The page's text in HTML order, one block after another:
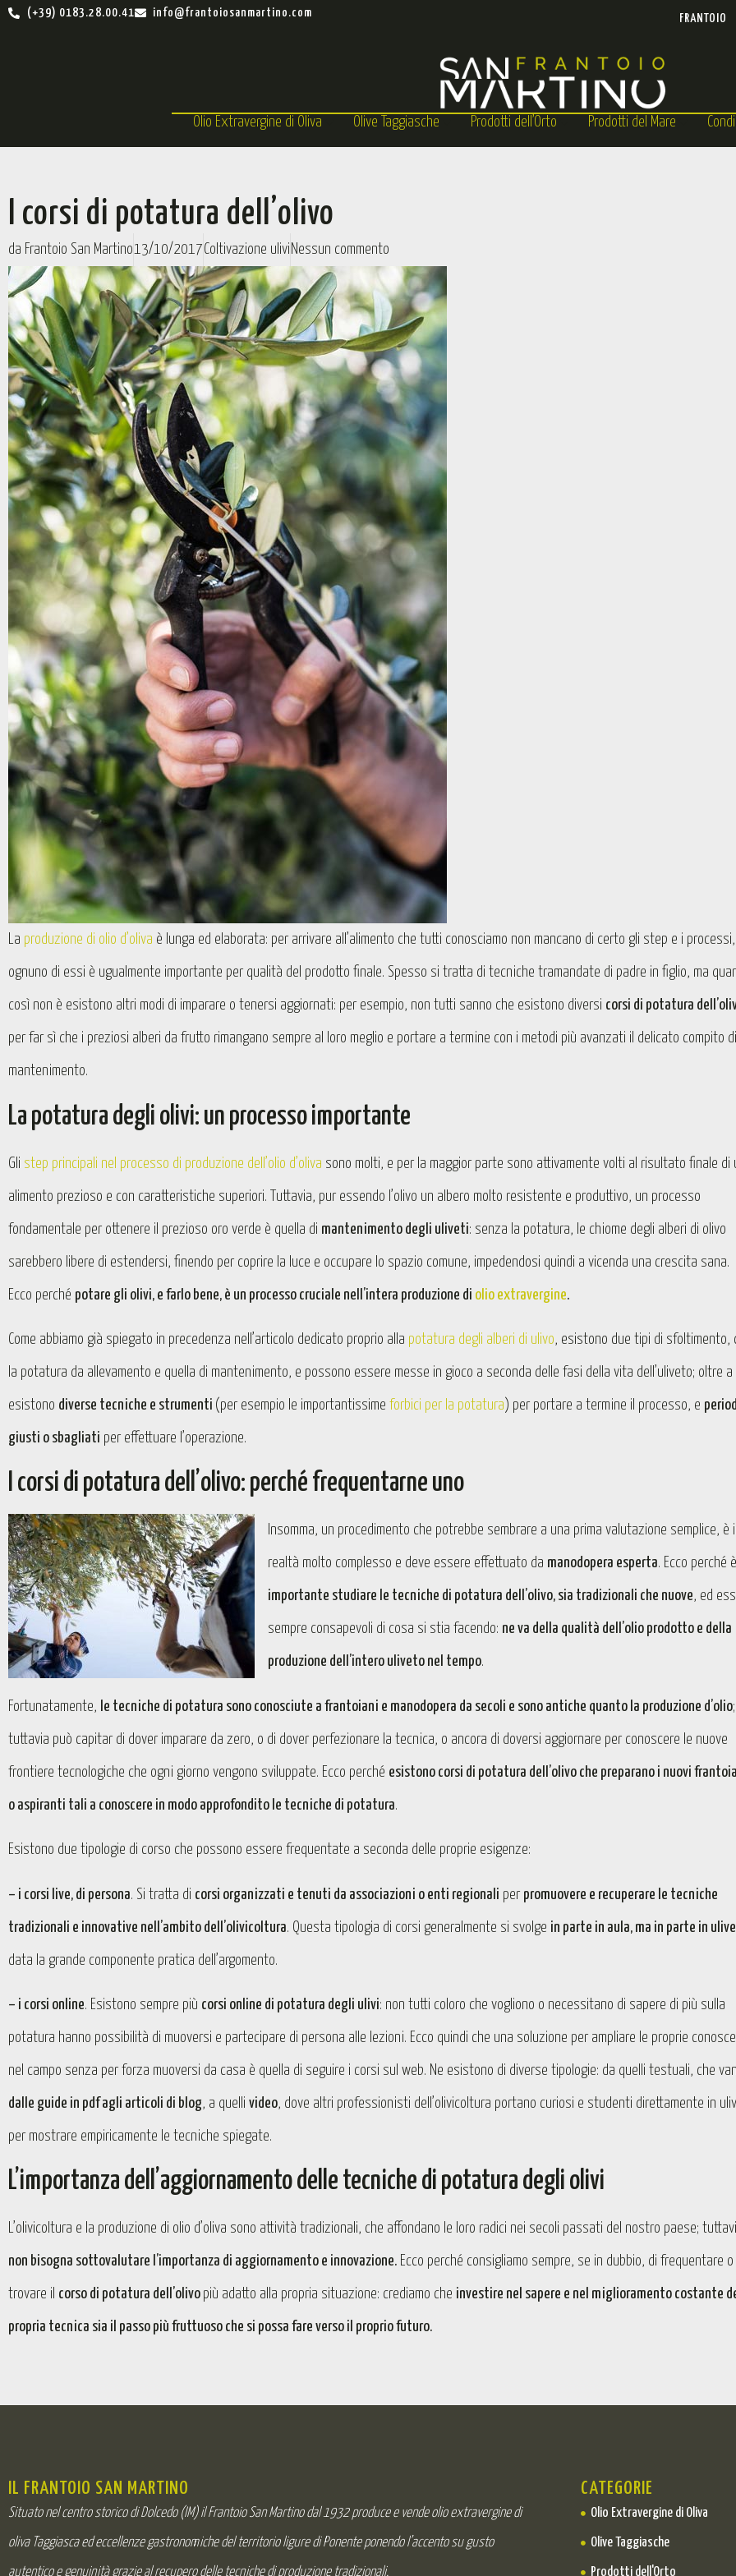
(+39) 0183.28.00.41 info@frantoiosanmartino.com FRANTOIO
Olio Extravergine di Oliva Olive Taggiasche Prodotti dell’Orto Prodotti del Mare
I corsi di potatura dell’olivo
da Frantoio San Martino13/10/2017Coltivazione ulivi Nessun commento
La produzione di olio d’oliva è lunga ed elaborata: per arrivare all’alimento che tutti conosciamo non mancano di certo gli step e i
ognuno di essi è ugualmente importante per qualità del prodotto finale. Spesso si tratta di tecniche tramandate di padre in figlio, ma
così non è esistono altri modi di imparare o tenersi aggiornati: per esempio, non tutti sanno che esistono diversi corsi di potatura
per far sì che i preziosi alberi da frutto rimangano sempre al loro meglio e portare a termine con i metodi più avanzati il delicato compito di
mantenimento.
La potatura degli olivi: un processo importante
Gli step principali nel processo di produzione dell’olio d’oliva sono molti, e per la maggior parte sono attivamente volti al risultato finale di
alimento prezioso e con caratteristiche superiori. Tuttavia, pur essendo l’olivo un albero molto resistente e produttivo, un processo
fondamentale per ottenere il prezioso oro verde è quella di mantenimento degli uliveti: senza la potatura, le chiome degli alberi di olivo
sarebbero libere di estendersi, finendo per coprire la luce e occupare lo spazio comune, impedendosi quindi a vicenda una crescita sana.
Ecco perché potare gli olivi, e farlo bene, è un processo cruciale nell’intera produzione di olio extravergine.
Come abbiamo già spiegato in precedenza nell’articolo dedicato proprio alla potatura degli alberi di ulivo, esistono due tipi di sfoltimento,
la potatura da allevamento e quella di mantenimento, e possono essere messe in gioco a seconda delle fasi della vita dell’uliveto; oltre a
esistono diverse tecniche e strumenti (per esempio le importantissime forbici per la potatura) per portare a termine il processo, e
giusti o sbagliati per effettuare l’operazione.
I corsi di potatura dell’olivo: perché frequentarne uno
Insomma, un procedimento che potrebbe sembrare a una prima valutazione semplice, è
realtà molto complesso e deve essere effettuato da manodopera esperta. Ecco perché è
importante studiare le tecniche di potatura dell’olivo, sia tradizionali che nuove, ed
sempre consapevoli di cosa si stia facendo: ne va della qualità dell’olio prodotto e della
produzione dell’intero uliveto nel tempo.
Fortunatamente, le tecniche di potatura sono conosciute a frantoiani e manodopera da secoli e sono antiche quanto la produzione d’olio;
tuttavia può capitar di dover imparare da zero, o di dover perfezionare la tecnica, o ancora di doversi aggiornare per conoscere le nuove
frontiere tecnologiche che ogni giorno vengono sviluppate. Ecco perché esistono corsi di potatura dell’olivo che preparano i nuovi
o aspiranti tali a conoscere in modo approfondito le tecniche di potatura.
Esistono due tipologie di corso che possono essere frequentate a seconda delle proprie esigenze:
– i corsi live, di persona. Si tratta di corsi organizzati e tenuti da associazioni o enti regionali per promuovere e recuperare le tecniche
tradizionali e innovative nell’ambito dell’olivicoltura. Questa tipologia di corsi generalmente si svolge in parte in aula, ma in parte in
data la grande componente pratica dell’argomento.
– i corsi online. Esistono sempre più corsi online di potatura degli ulivi: non tutti coloro che vogliono o necessitano di sapere di più sulla
potatura hanno possibilità di muoversi e partecipare di persona alle lezioni. Ecco quindi che una soluzione per ampliare le proprie
nel campo senza per forza muoversi da casa è quella di seguire i corsi sul web. Ne esistono di diverse tipologie: da quelli testuali, che
dalle guide in pdf agli articoli di blog, a quelli video, dove altri professionisti dell’olivicoltura portano curiosi e studenti direttamente in
per mostrare empiricamente le tecniche spiegate.
L’importanza dell’aggiornamento delle tecniche di potatura degli olivi
L’olivicoltura e la produzione di olio d’oliva sono attività tradizionali, che affondano le loro radici nei secoli passati del nostro paese;
non bisogna sottovalutare l’importanza di aggiornamento e innovazione. Ecco perché consigliamo sempre, se in dubbio, di frequentare o
trovare il corso di potatura dell’olivo più adatto alla propria situazione: crediamo che investire nel sapere e nel miglioramento costante
propria tecnica sia il passo più fruttuoso che si possa fare verso il proprio futuro.
IL FRANTOIO SAN MARTINO
Situato nel centro storico di Dolcedo (IM) il Frantoio San Martino dal 1932 produce e vende olio extravergine di
oliva Taggiasca ed eccellenze gastronomiche del territorio ligure di Ponente ponendo l’accento su gusto
autentico e genuinità grazie al recupero delle tecniche di produzione tradizionali.
CATEGORIE
Olio Extravergine di Oliva
Olive Taggiasche
Prodotti dell'Orto